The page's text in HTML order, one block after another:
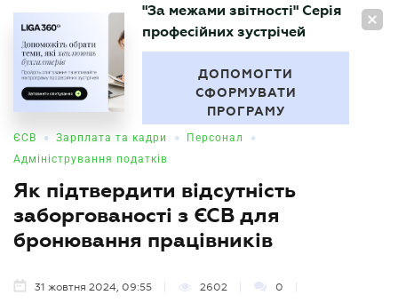
UA
БУХГАЛТЕР
"За межами звітності" Серія
професійних зустрічей
ДОПОМОГТИ
СФОРМУВАТИ
ПРОГРАМУ
ЄСВ • Зарплата та кадри • Персонал •
Адміністрування податків
Як підтвердити відсутність
заборгованості з ЄСВ для
бронювання працівників
31 жовтня 2024, 09:55 2602 0